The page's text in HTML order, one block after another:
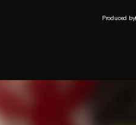
Produced by